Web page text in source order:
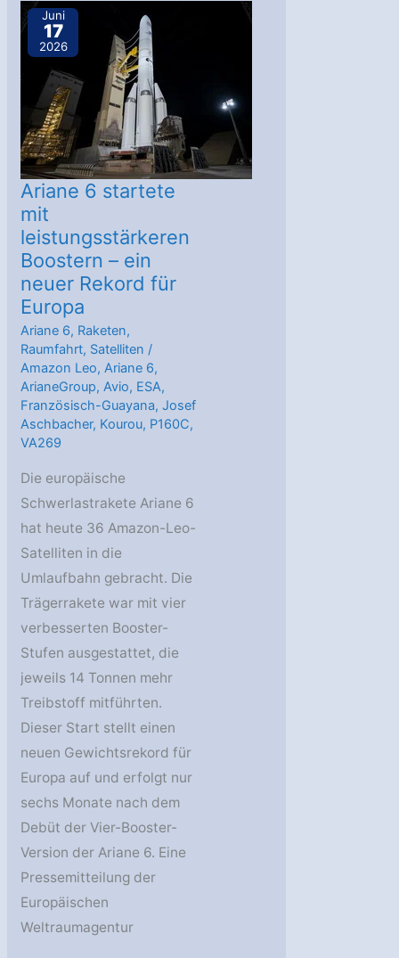
bringt
Themis
dem
Flug
einen
Schritt
näher
Juni
17
2026
Ariane 6 startete
mit
leistungsstärkeren
Boostern – ein
neuer Rekord für
Europa
Ariane 6, Raketen,
Raumfahrt, Satelliten /
Amazon Leo,Ariane 6,
ArianeGroup,Avio, ESA,
Französisch-Guayana,Josef
Aschbacher, Kourou, P160C,
VA269
Die europäische
Schwerlastrakete Ariane 6
hat heute 36 Amazon-Leo-
Satelliten in die
Umlaufbahn gebracht. Die
Trägerrakete war mit vier
verbesserten Booster-
Stufen ausgestattet, die
jeweils 14 Tonnen mehr
Treibstoff mitführten.
Dieser Start stellt einen
neuen Gewichtsrekord für
Europa auf und erfolgt nur
sechs Monate nach dem
Debüt der Vier-Booster-
Version der Ariane 6. Eine
Pressemitteilung der
Europäischen
Weltraumagentur